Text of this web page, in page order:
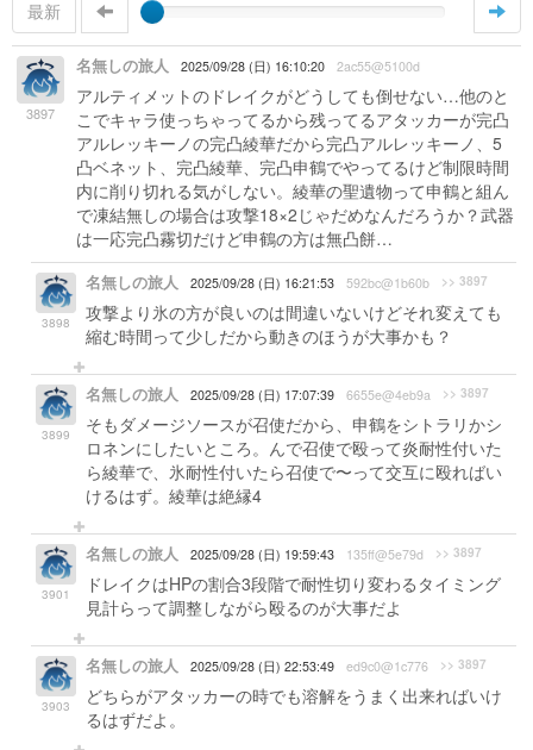
最新
3897
名無しの旅人 2025/09/28 (日) 16:10:20 2ac55@5100d
アルティメットのドレイクがどうしても倒せない…他のと
こでキャラ使っちゃってるから残ってるアタッカーが完凸
アルレッキーノの完凸綾華だから完凸アルレッキーノ、5
凸ベネット、完凸綾華、完凸申鶴でやってるけど制限時間
内に削り切れる気がしない。綾華の聖遺物って申鶴と組ん
で凍結無しの場合は攻撃18×2じゃだめなんだろうか？武器
は一応完凸霧切だけど申鶴の方は無凸餅…
3898
名無しの旅人 2025/09/28 (日) 16:21:53 592bc@1b60b >> 3897
攻撃より氷の方が良いのは間違いないけどそれ変えても
縮む時間って少しだから動きのほうが大事かも？
3899
名無しの旅人 2025/09/28 (日) 17:07:39 6655e@4eb9a >> 3897
そもダメージソースが召使だから、申鶴をシトラリかシ
ロネンにしたいところ。んで召使で殴って炎耐性付いた
ら綾華で、氷耐性付いたら召使で〜って交互に殴ればい
けるはず。綾華は絶縁4
3901
名無しの旅人 2025/09/28 (日) 19:59:43 135ff@5e79d >> 3897
ドレイクはHPの割合3段階で耐性切り変わるタイミング
見計らって調整しながら殴るのが大事だよ
3903
名無しの旅人 2025/09/28 (日) 22:53:49 ed9c0@1c776 >> 3897
どちらがアタッカーの時でも溶解をうまく出来ればいけ
るはずだよ。